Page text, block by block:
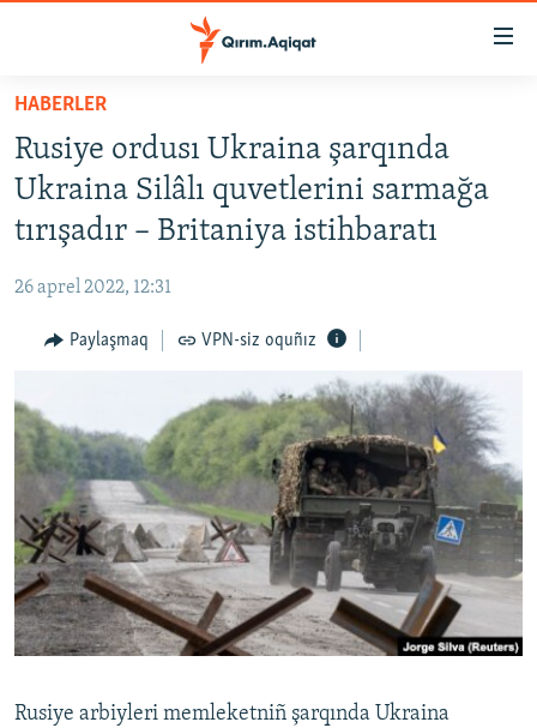
Esas
qaytmaq
Baş
navigatsiyağa
qaytmaq
Qıdıruvğa
qaytmaq
SİYASET
İQTİSADİYAT
MEDENİYET
İNSAN AQLARI
SÜRET
BLOGLAR
FİKİR
Русский
Українською
HABERLER
Rusiye ordusı Ukraina şarqında
Ukraina Silâlı quvetlerini sarmağa
tırışadır – Britaniya istihbaratı
26 aprel 2022, 12:31
Paylaşmaq VPN-siz oquñız
Rusiye arbiyleri memleketniñ şarqında Ukraina